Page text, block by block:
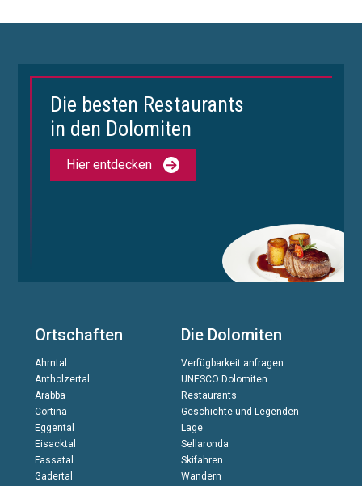
Die besten Restaurants
in den Dolomiten
Hier entdecken
Ortschaften
Ahrntal
Antholzertal
Arabba
Cortina
Eggental
Eisacktal
Fassatal
Gadertal
Die Dolomiten
Verfügbarkeit anfragen
UNESCO Dolomiten
Restaurants
Geschichte und Legenden
Lage
Sellaronda
Skifahren
Wandern